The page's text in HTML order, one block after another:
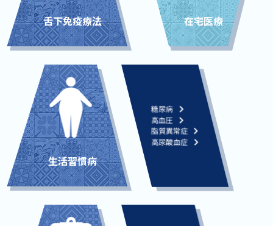
舌下免疫療法 在宅医療
生活習慣病
糖尿病
高血圧
脂質異常症
高尿酸血症